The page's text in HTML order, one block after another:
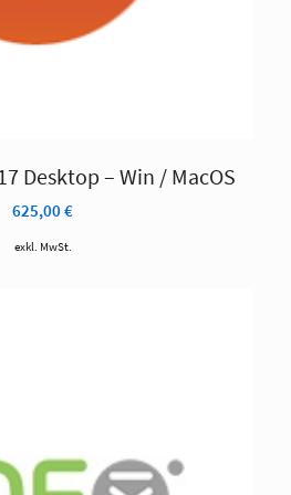
Desktop – Win / MacOS
625,00€
exkl. MwSt.